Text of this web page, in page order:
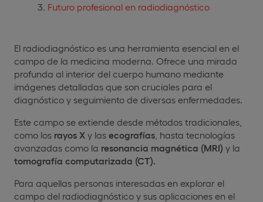
Futuro profesional en radiodiagnóstico
El radiodiagnóstico es una herramienta esencial en el
campo de la medicina moderna. Ofrece una mirada
profunda al interior del cuerpo humano mediante
imágenes detalladas que son cruciales para el
diagnóstico y seguimiento de diversas enfermedades.
Este campo se extiende desde métodos tradicionales,
como los rayos X y las ecografías , hasta tecnologías
avanzadas como la resonancia magnética (MRI) y la
tomografía computarizada (CT).
Para aquellas personas interesadas en explorar el
campo del radiodiagnóstico y sus aplicaciones en el